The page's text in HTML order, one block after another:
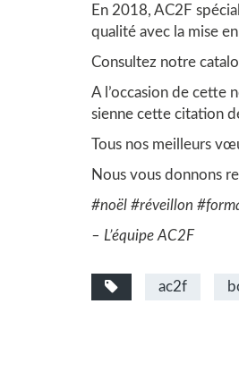
En 2018, AC2F
qualité avec la mise
Consultez notre
A l’occasion de cette
sienne cette citation
Tous nos meilleurs
Nous vous donnons
#noël #réveillon
– L’équipe AC2F
ac2f